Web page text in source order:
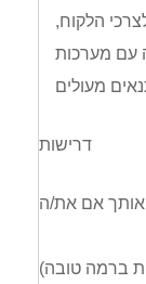
הלקוח,
דרישות
ברמה טובה)